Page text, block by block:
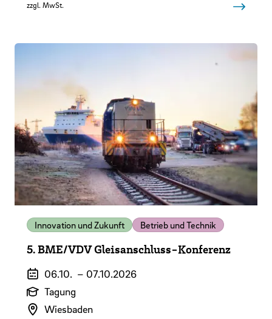
zzgl. MwSt.
Innovation und Zukunft Betrieb und Technik
5. BME/VDV Gleisanschluss-Konferenz
Veranstaltungszeitraum
06.10. – 07.10.2026
Art der Veranstaltung
Tagung
Veranstaltungsort
Wiesbaden